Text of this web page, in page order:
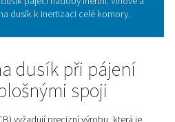
dusík při
plošnými spoji?